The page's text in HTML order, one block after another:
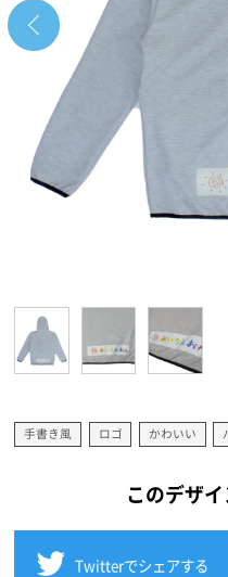
手書き風 ロゴ かわいい
このデザ
Twitterでシェアする